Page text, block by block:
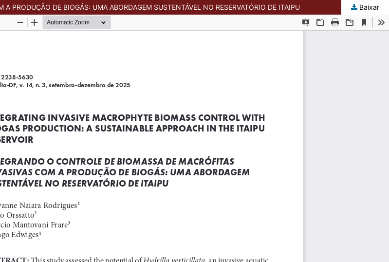
PRODUÇÃO DE BIOGÁS: UMA ABORDAGEM SUSTENTÁVEL NO RESERVATÓRIO DE ITAIPU Baixar